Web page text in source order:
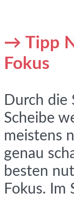
→ Tipp
Fokus
Durch die
Scheibe
meistens
genau
besten
Fokus.